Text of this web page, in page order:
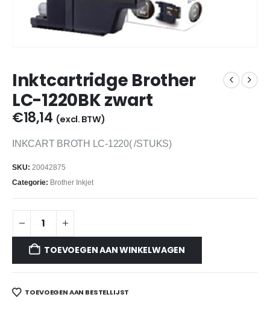
Inktcartridge Brother
LC-1220BK zwart
€18,14 (excl. BTW)
INKCART BROTH LC-1220( /STUKS)
SKU: 20042875
Categorie: Brother Inkjet
TOEVOEGEN AAN WINKELWAGEN
TOEVOEGEN AAN BESTELLIJST